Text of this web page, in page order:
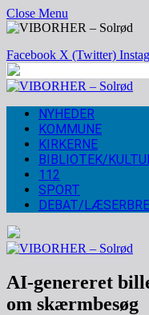
Close Menu
Facebook X (Twitter)
NYHEDER
KOMMUNE
KIRKERNE
BIBLIOTEK/
112
SPORT
DEBAT/
AI-genereret
om skærmbesøg